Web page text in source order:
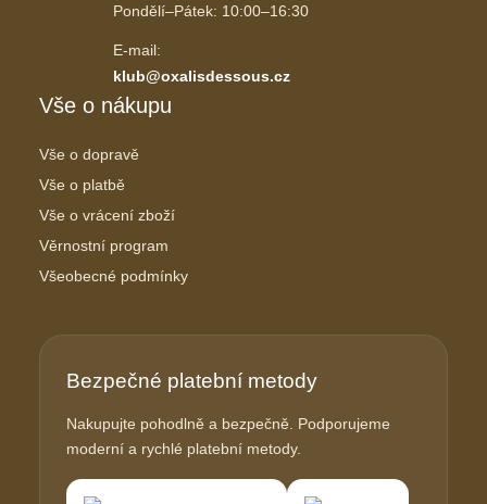
Pondělí–Pátek: 10:00–16:30
E-mail:
klub@oxalisdessous.cz
Vše o nákupu
Vše o dopravě
Vše o platbě
Vše o vrácení zboží
Věrnostní program
Všeobecné podmínky
Bezpečné platební metody
Nakupujte pohodlně a bezpečně. Podporujeme
moderní a rychlé platební metody.